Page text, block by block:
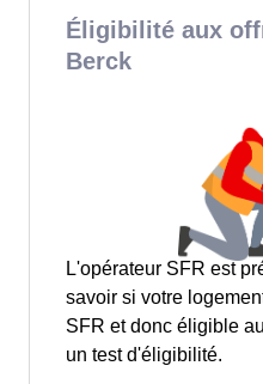
Éligibilité aux
Berck
L'opérateur SFR est
savoir si votre
SFR et donc éligible
un test d'éligibilité.